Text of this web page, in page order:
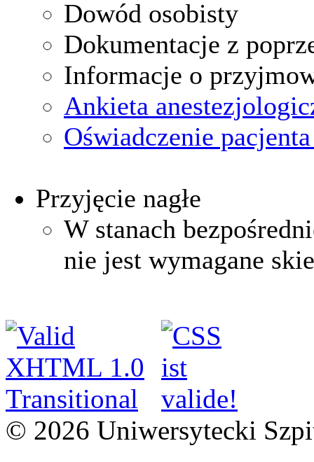
Dowód osobisty
Dokumentacje z
Informacje o
Ankieta
Oświadczenie
Przyjęcie nagłe
W stanach
nie jest wymagane
© 2026 Uniwersytecki